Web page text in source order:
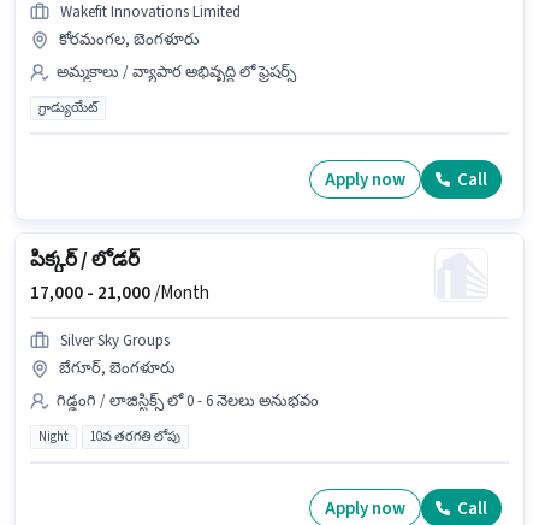
Wakefit Innovations Limited
కోరమంగల, బెంగళూరు
అమ్మకాలు / వ్యాపార అభివృద్ధి లో ఫ్రెషర్స్
గ్రాడ్యుయేట్
Apply now Call
పిక్కర్ / లోడర్
17,000 - 21,000/Month
Silver Sky Groups
బేగూర్, బెంగళూరు
గిడ్డంగి / లాజిస్టిక్స్ లో 0 - 6 నెలలు అనుభవం
Night 10వ తరగతి లోపు
Apply now Call